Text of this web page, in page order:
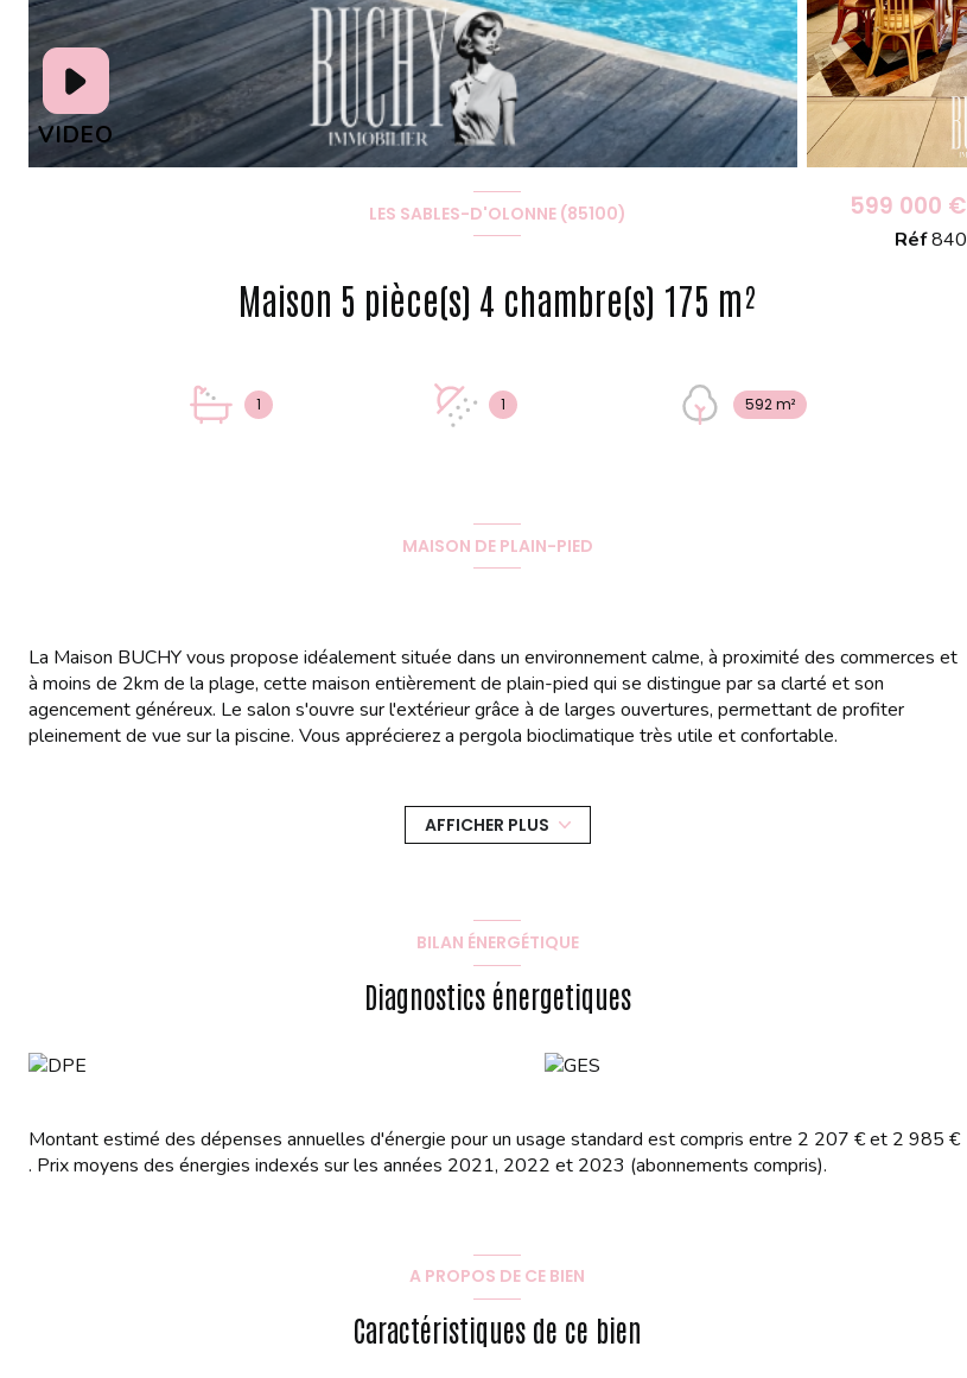
LES SABLES-D'OLONNE (85100)
Maison 5 pièce(s) 4 chambre(s) 175 m²
1 1 592 m²
599 000 €
Réf840
MAISON DE PLAIN-PIED
La Maison BUCHY vous propose idéalement située dans un environnement calme, à proximité des commerces et
à moins de 2km de la plage, cette maison entièrement de plain-pied qui se distingue par sa clarté et son
agencement généreux. Le salon s'ouvre sur l'extérieur grâce à de larges ouvertures, permettant de profiter
pleinement de vue sur la piscine. Vous apprécierez a pergola bioclimatique très utile et confortable.
séparés, viennent compléter cet espace.Une buanderie fonctionnelle et un vaste double garage viennent parfaire
AFFICHER PLUS
BILAN ÉNERGÉTIQUE
Diagnostics énergetiques
Montant estimé des dépenses annuelles d'énergie pour un usage standard est compris entre 2 207 € et 2 985 €
. Prix moyens des énergies indexés sur les années 2021, 2022 et 2023 (abonnements compris).
A PROPOS DE CE BIEN
Caractéristiques de ce bien